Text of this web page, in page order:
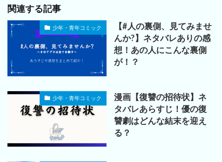
関連する記事
少年・青年コミック
【#人の裏側、見てみませ
んか?】ネタバレありの感
想！あの人にこんな裏側
が！？
少年・青年コミック
漫画【復讐の招待状】ネ
タバレあらすじ！優の復
讐劇はどんな結末を迎え
る？